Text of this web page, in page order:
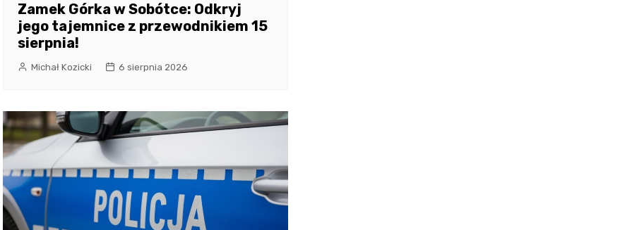
Zamek Górka w Sobótce: Odkryj
jego tajemnice z przewodnikiem 15
sierpnia!
Michał Kozicki 6 sierpnia 2026